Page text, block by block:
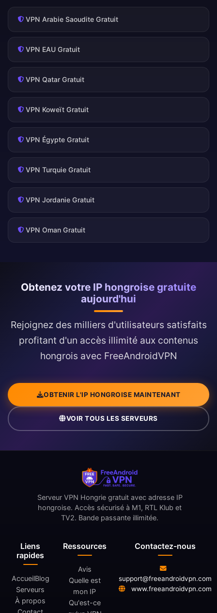
VPN Arabie Saoudite Gratuit
VPN EAU Gratuit
VPN Qatar Gratuit
VPN Koweït Gratuit
VPN Égypte Gratuit
VPN Turquie Gratuit
VPN Jordanie Gratuit
VPN Oman Gratuit
Obtenez votre IP hongroise gratuite
aujourd'hui
Rejoignez des milliers d'utilisateurs satisfaits
profitant d'un accès illimité aux contenus
hongrois avec FreeAndroidVPN
OBTENIR L'IP HONGROISE MAINTENANT
VOIR TOUS LES SERVEURS
Liens
rapides
AccueilBlog
Serveurs
À propos
Ressources
Avis
Quelle est
mon IP
Qu'est-ce
Serveur VPN Hongrie gratuit avec adresse IP
hongroise. Accès sécurisé à M1, RTL Klub et
TV2. Bande passante illimitée.
Contactez-nous
support@freeandroidvpn.com
www.freeandroidvpn.com